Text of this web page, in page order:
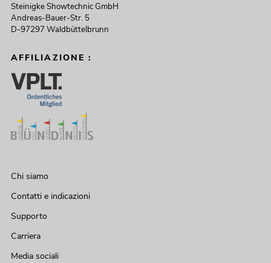
Steinigke Showtechnic GmbH
Andreas-Bauer-Str. 5
D-97297 Waldbüttelbrunn
AFFILIAZIONE :
Chi siamo
Contatti e indicazioni
Supporto
Carriera
Media sociali